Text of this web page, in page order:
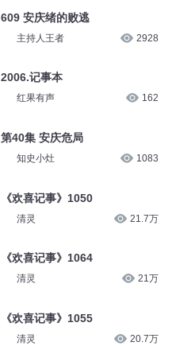
609 安庆绪的败逃
主持人王者 2928
2006.记事本
红果有声 162
第40集 安庆危局
知史小灶 1083
《欢喜记事》1050
清灵 21.7万
《欢喜记事》1064
清灵 21万
《欢喜记事》1055
清灵 20.7万